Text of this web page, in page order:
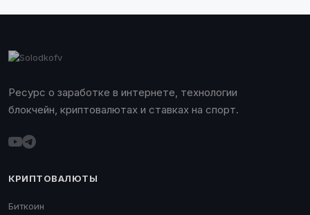
Ресурс о заработке в интернете, технологии
блокчейн, криптовалютах и ставках на спорт.
КРИПТОВАЛЮТЫ
Биткоин